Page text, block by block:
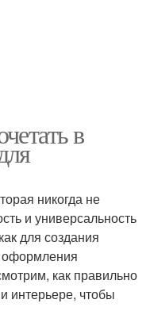
в
никогда не
и универсальность
для создания
оформления
как правильно
интерьере, чтобы